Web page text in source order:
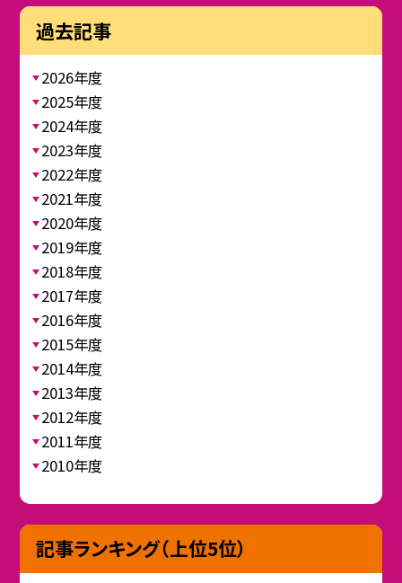
過去記事
2026年度
2025年度
2024年度
2023年度
2022年度
2021年度
2020年度
2019年度
2018年度
2017年度
2016年度
2015年度
2014年度
2013年度
2012年度
2011年度
2010年度
記事ランキング（上位5位）